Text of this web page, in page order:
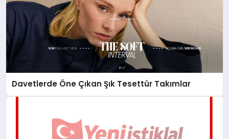
Davetlerde Öne Çıkan Şık Tesettür Takımlar